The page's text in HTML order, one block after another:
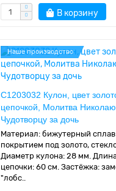
В корзину
Наше производство
C1203032 Кулон, цвет
цепочкой, Молитва Николаю
Чудотворцу за дочь
Материал: бижутерный сплав
покрытием под золото,
Диаметр кулона: 28 мм.
цепочки: 60 см. Застёжка:
"лобс..